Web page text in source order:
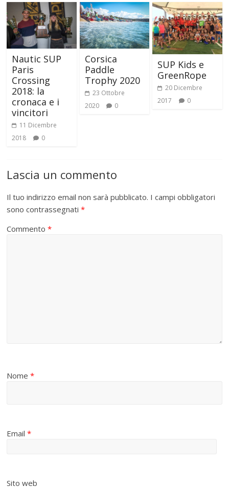
Nautic SUP
Paris
Crossing
2018: la
cronaca e i
vincitori
11 Dicembre
2018
0
Corsica
Paddle
Trophy 2020
23 Ottobre
2020
0
SUP Kids e
GreenRope
20 Dicembre
2017
0
Lascia un commento
Il tuo indirizzo email non sarà pubblicato. I campi obbligatori
sono contrassegnati*
Commento*
Nome*
Email*
Sito web